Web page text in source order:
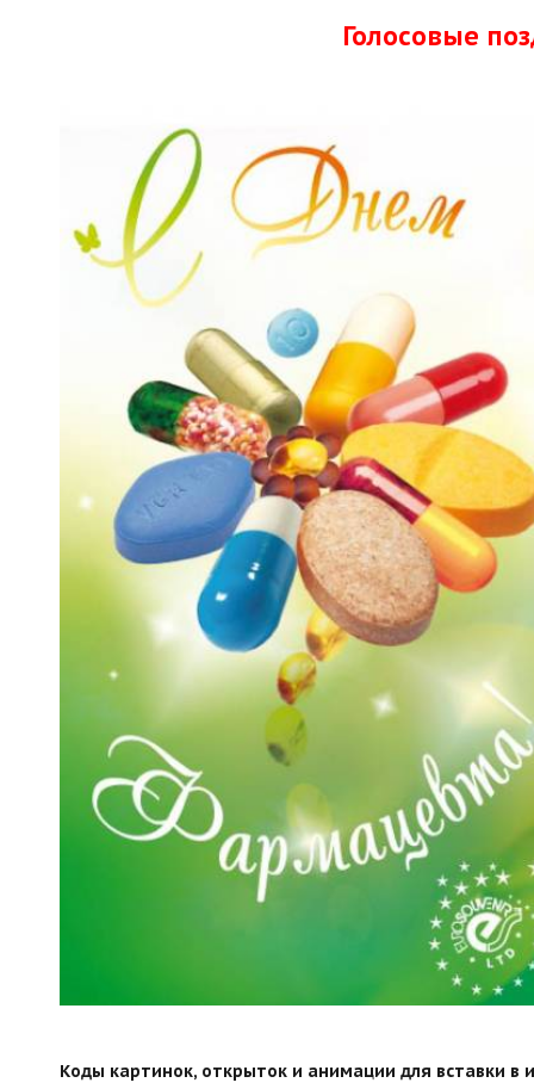
Голосовые
Коды картинок, открыток и анимации для вставки в